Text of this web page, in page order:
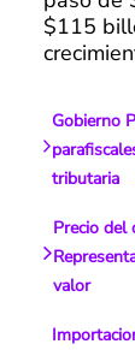
$115
Gobierno
tributaria
Precio del
valor